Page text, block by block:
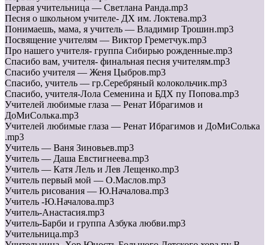
Первая учительница — Светлана Ранда.mp3
Песня о школьном учителе- ДХ им. Локтева.mp3
Понимаешь, мама, я учитель — Владимир Трошин.mp3
Посвящение учителям — Виктор Греметчук.mp3
Про нашего учителя- группа Сибирью рожденные.mp3
Спасибо вам, учителя- финальная песня учителям.mp3
Спасибо учителя — Женя Цыбров.mp3
Спасибо, учитель — гр.Серебряный колокольчик.mp3
Спасибо, учителя-Лола Семенина и БДХ пу Попова.mp3
Учителей любимые глаза — Ренат Ибрагимов и
ДоМиСолька.mp3
Учителей любимые глаза — Ренат Ибрагимов и ДоМиСолька
.mp3
Учитель — Ваня Зиновьев.mp3
Учитель — Даша Евстигнеева.mp3
Учитель — Катя Лель и Лев Лещенко.mp3
Учитель первый мой — О.Маслов.mp3
Учитель рисования — Ю.Началова.mp3
Учитель -Ю.Началова.mp3
Учитель-Анастасия.mp3
Учитель-Барби и группа Азбука любви.mp3
Учительница.mp3